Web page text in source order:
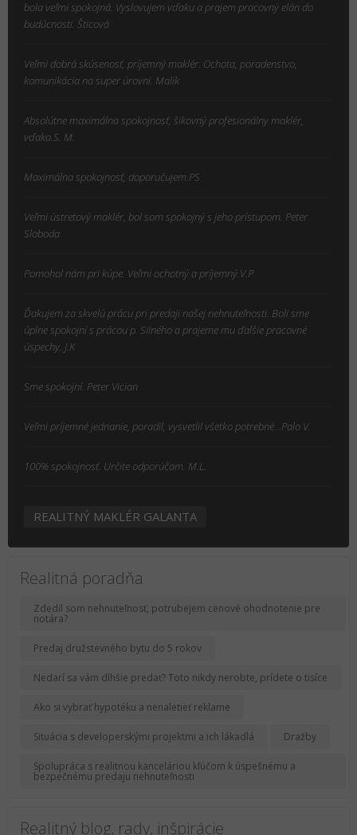
bola veľmi spokojná. Vyslovujem vďaku a prajem pracovný elán do
budúcnosti. Šticová
Veľmi dobrá skúsenosť, príjemný maklér. Ochota, poradenstvo,
komunikácia na super úrovni. Malík
Absolútne maximálna spokojnosť, šikovný profesionálny maklér,
vďaka.S. M.
Maximálna spokojnosť, doporučujem.PS
Veľmi ústretový maklér, bol som spokojný s jeho prístupom. Peter
Sloboda
Pomohol nám pri kúpe. Veľmi ochotný a príjemný.V.P
Ďakujem za skvelú prácu pri predaji našej nehnuteľnosti. Boli sme
úplne spokojní s prácou p. Silného a prajeme mu ďalšie pracovné
úspechy. J.K
Sme spokojní. Peter Vician
Veľmi príjemné jednanie, poradil, vysvetlil všetko potrebné...Palo V.
100% spokojnosť. Určite odporúčam. M.L.
REALITNÝ MAKLÉR GALANTA
Realitná poradňa
Zdedil som nehnuteľnosť, potrubejem cenové ohodnotenie pre
notára?
Predaj družstevného bytu do 5 rokov
Nedarí sa vám dlhšie predať? Toto nikdy nerobte, prídete o tisíce
Ako si vybrať hypotéku a nenaletieť reklame
Situácia s developerskými projektmi a ich lákadlá Dražby
Spolupráca s realitnou kanceláriou kľúčom k úspešnému a
bezpečnému predaju nehnuteľnosti
Realitný blog, rady, inšpirácie